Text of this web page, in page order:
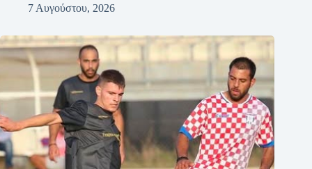
7 Αυγούστου, 2026